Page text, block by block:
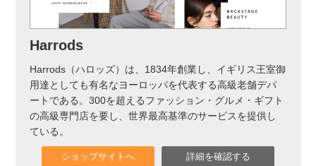
実録！海外ショップで買ってみた！
パーソナルショッパー指南書
Harrods
Harrods（ハロッズ）は、1834年創業し、イギリス王室御
用達としても有名なヨーロッパを代表する高級老舗デパ
ートである。300を超えるファッション・グルメ・ギフト
の高級専門店を要し、世界最高基準のサービスを提供し
ている。
ショップサイトへ 詳細を確認する